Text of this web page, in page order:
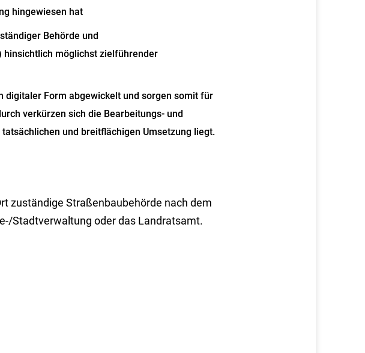
hingewiesen hat
Behörde und
hinsichtlich möglichst zielführender
digitaler Form abgewickelt und sorgen somit für
verkürzen sich die Bearbeitungs- und
und breitflächigen Umsetzung liegt.
zuständige Straßenbaubehörde nach dem
Stadtverwaltung oder das Landratsamt.